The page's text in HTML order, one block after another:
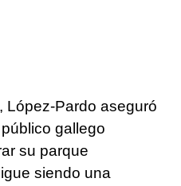
López-Pardo aseguró
gallego
su parque
siendo una